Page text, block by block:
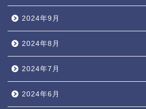
2024年9月
2024年8月
2024年7月
2024年6月